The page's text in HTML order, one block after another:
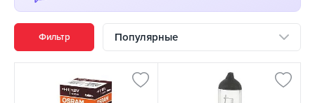
Фильтр Популярные